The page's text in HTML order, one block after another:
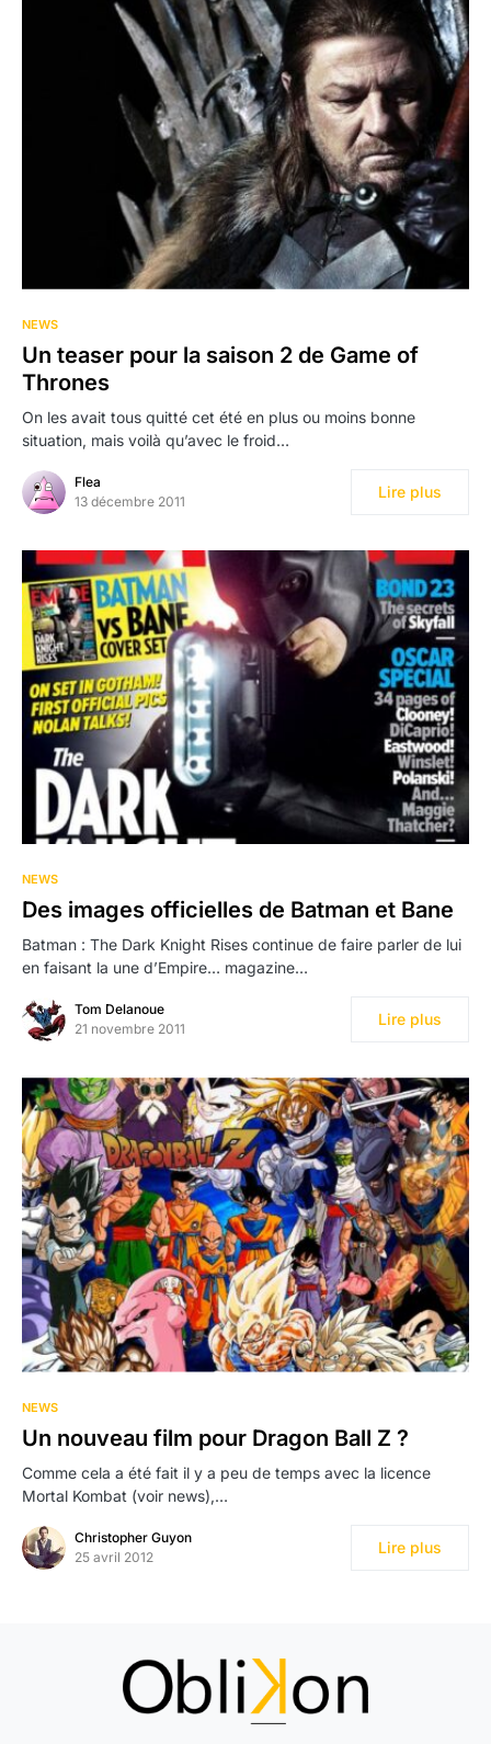
NEWS
Un teaser pour la saison 2 de Game of
Thrones
On les avait tous quitté cet été en plus ou moins bonne
situation, mais voilà qu’avec le froid…
Flea
13 décembre 2011
Lire plus
NEWS
Des images officielles de Batman et Bane
Batman : The Dark Knight Rises continue de faire parler de lui
en faisant la une d’Empire… magazine…
Tom Delanoue
21 novembre 2011
Lire plus
NEWS
Un nouveau film pour Dragon Ball Z ?
Comme cela a été fait il y a peu de temps avec la licence
Mortal Kombat (voir news),…
Christopher Guyon
25 avril 2012
Lire plus